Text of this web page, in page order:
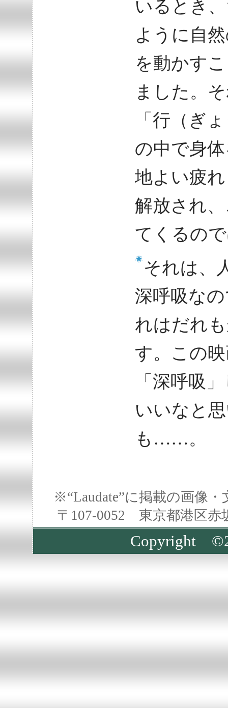
いるとき
ように自
を動かす
ました。
「行（ぎ
の中で身
地よい疲
解放され
てくるの
それは、
深呼吸な
れはだれ
す。この
「深呼吸
いいなと
も……。
※“Laudate”に掲載の画像
〒107-0052 東京都港区
Copyright